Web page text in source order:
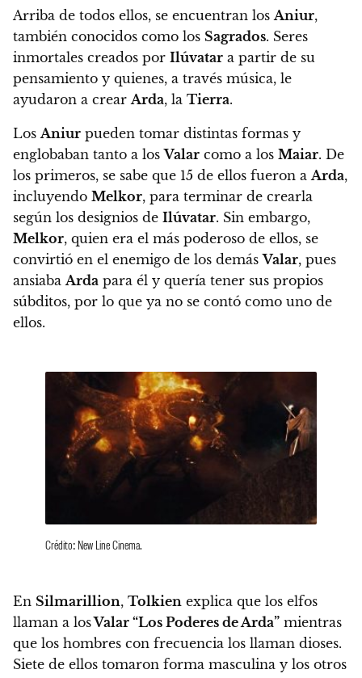
Arriba de todos ellos, se encuentran los Aniur,
también conocidos como los Sagrados. Seres
inmortales creados por Ilúvatar a partir de su
pensamiento y quienes, a través música, le
ayudaron a crear Arda, la Tierra.
Los Aniur pueden tomar distintas formas y
englobaban tanto a losValar como a los Maiar. De
los primeros, se sabe que 15 de ellos fueron a Arda,
incluyendo Melkor, para terminar de crearla
según los designios de Ilúvatar. Sin embargo,
Melkor, quien era el más poderoso de ellos, se
convirtió en el enemigo de los demásValar, pues
ansiaba Arda para él y quería tener sus propios
súbditos, por lo que ya no se contó como uno de
ellos.
Crédito: New Line Cinema.
En Silmarillion, Tolkien explica que los elfos
llaman a losValar “Los Poderes de Arda” mientras
que los hombres con frecuencia los llaman dioses.
Siete de ellos tomaron forma masculina y los otros